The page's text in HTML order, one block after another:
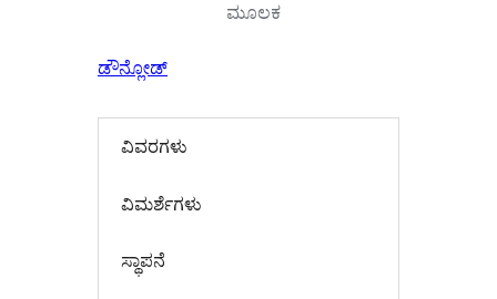
ಮೂಲಕ
ಡೌನ್ಲೋಡ್
ವಿವರಗಳು
‍ವಿಮರ್ಶೆಗಳು‍
ಸ್ಥಾಪನೆ